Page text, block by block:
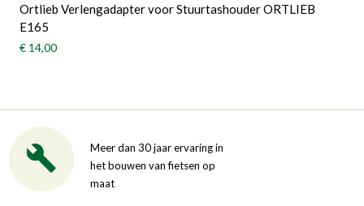
Ortlieb Verlengadapter voor Stuurtashouder ORTLIEB
E165
€ 14,00
Meer dan 30 jaar ervaring in
het bouwen van fietsen op
maat